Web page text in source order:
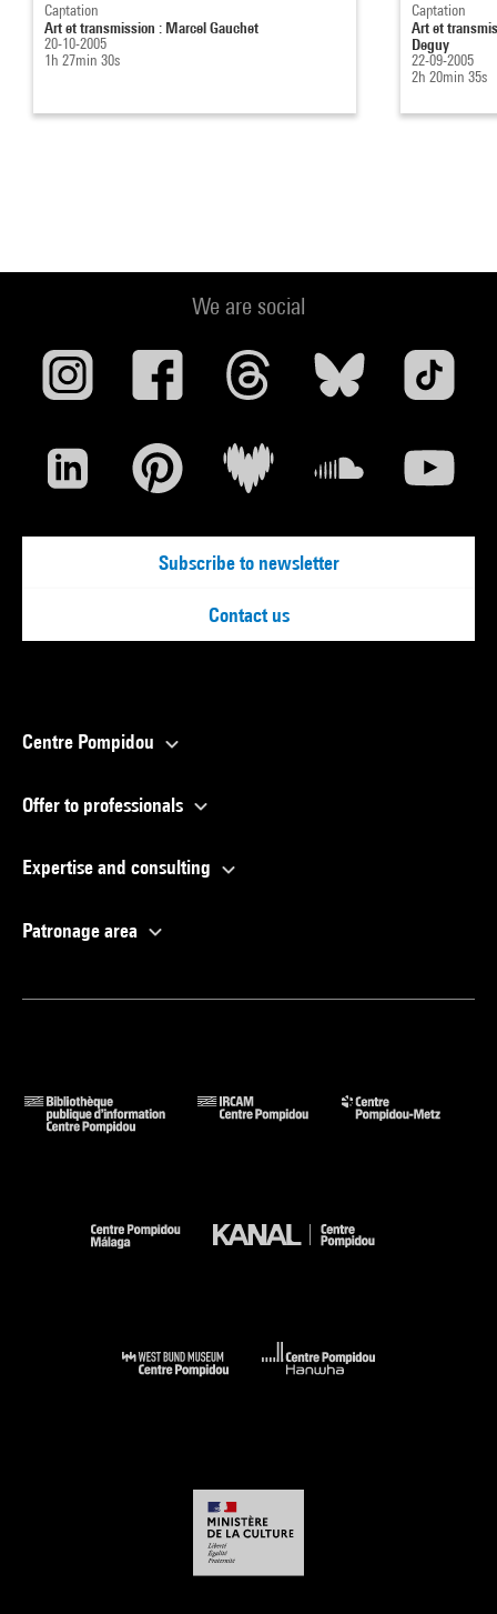
Captation
Art et transmission : Marcel Gauchet
20-10-2005
1h 27min 30s
Captation
Art et
Deguy
22-09-2005
2h 20min 35s
We are social
Subscribe to newsletter
Contact us
Centre Pompidou
Offer to professionals
Expertise and consulting
Patronage area